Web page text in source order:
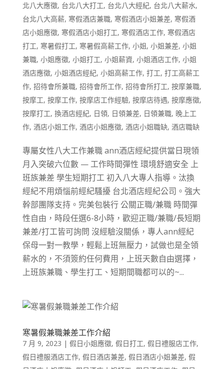
北八大應徵, 台北八大打工, 台北八大經紀, 台北八大薪水,
台北八大高薪, 寒假酒店兼職, 寒假酒店小姐兼差, 寒假酒
店小姐應徵, 寒假酒店小姐打工, 寒假酒店工作, 寒假酒店
打工, 寒暑假打工, 寒暑假高薪工作, 小姐, 小姐兼差, 小姐
兼職, 小姐應徵, 小姐打工, 小姐薪資, 小姐酒店工作, 小姐
酒店應徵, 小姐酒店經紀, 小姐高薪工作, 打工, 打工高薪工
作, 招待會所兼職, 招待會所工作, 招待會所打工, 按摩兼職,
按摩工, 按摩工作, 按摩店工作經驗, 按摩店待遇, 按摩應徵,
按摩打工, 換酒店經紀, 日領, 日領兼差, 日領兼職, 晚上工
作, 酒店小姐工作, 酒店小姐應徵, 酒店小姐職缺, 酒店職缺
專屬女性八大工作兼職 ann酒店經紀提供當日現領
月入突破六位數 — 工作時間彈性 環境舒適安全 上
班族兼差 學生短期打工 初入八大專人指導。汰換
經紀不用煩惱前經紀騷擾 台北酒店經紀公司。強大
幹部團隊支持。完美包裝行 公關正職/兼職 時間彈
性自由，時段任選6-8小時，歡迎正職/兼職/長短期
兼差/打工皆可詢問 沒經驗沒關係，專人ann經紀
保母一對一教學，輕鬆上班無壓力，試做也是全領
薪水的，不須簽約任何費用，上班天數自由選擇，
上班族兼職、學生打工、短期間職都可以的~...
寒暑假兼職兼差工作介紹
7 月 9, 2023 | 假日小姐應徵, 假日打工, 假日禮服店工作,
假日禮服酒店工作, 假日酒店兼差, 假日酒店小姐兼差, 假